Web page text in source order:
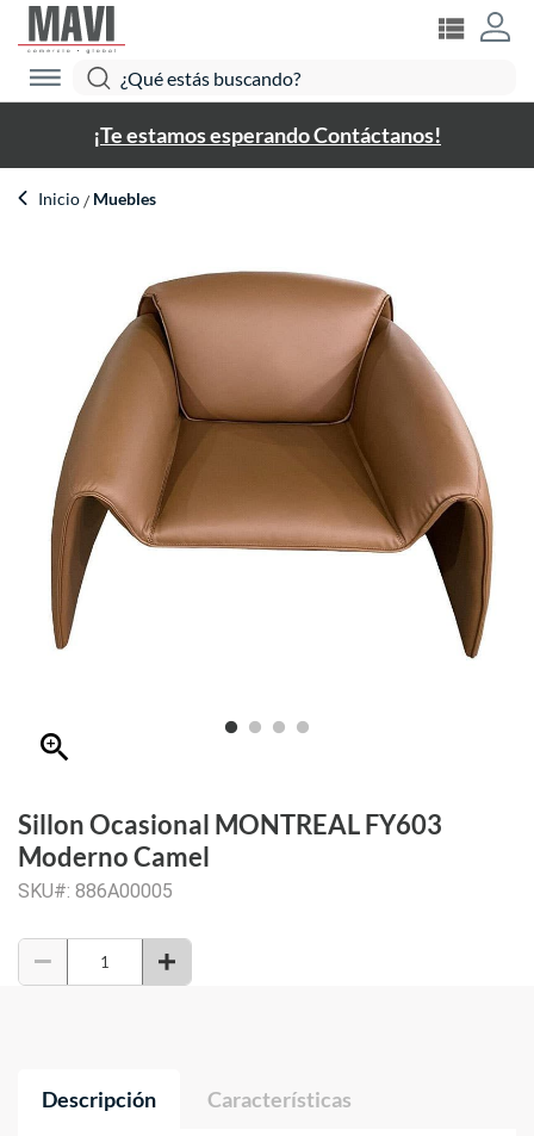
¡Te estamos esperando Contáctanos!
Inicio Muebles
zoom_in
Sillon Ocasional MONTREAL FY603
Moderno Camel
SKU#: 886A00005
Descripción Características